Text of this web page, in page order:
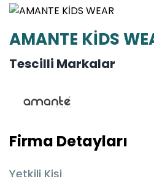
AMANTE KİDS
Tescilli Markalar
Firma Detayları
Yetkili Kişi